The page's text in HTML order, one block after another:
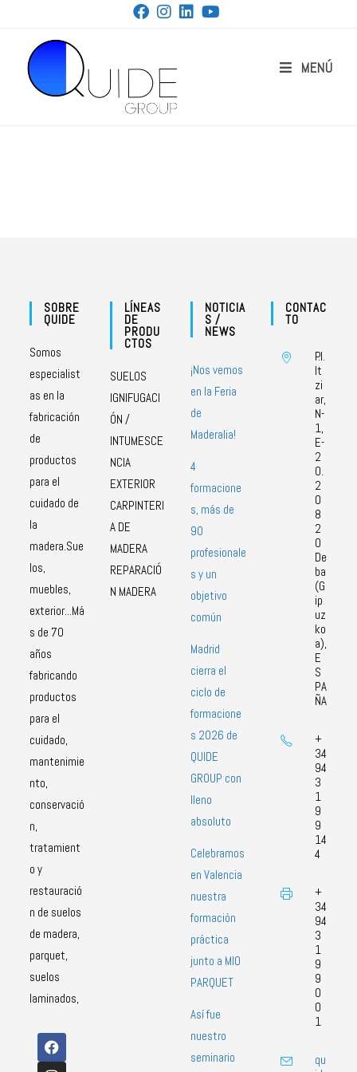
MENÚ
SOBRE
QUIDE
Somos
especialist
as en la
fabricación
de
productos
para el
cuidado de
la
madera.Sue
los,
muebles,
exterior...Má
s de 70
años
fabricando
productos
para el
cuidado,
mantenimie
nto,
conservació
n,
tratamient
o y
restauració
n de suelos
de madera,
parquet,
suelos
laminados,
LÍNEAS
DE
PRODU
CTOS
SUELOS
IGNIFUGACI
ÓN /
INTUMESCE
NCIA
EXTERIOR
CARPINTERI
A DE
MADERA
REPARACIÓ
N MADERA
NOTICIA
S /
NEWS
¡Nos vemos
en la Feria
de
Maderalia!
4
formacione
s, más de
90
profesionale
s y un
objetivo
común
Madrid
cierra el
ciclo de
formacione
s 2026 de
QUIDE
GROUP con
lleno
absoluto
Celebramos
en Valencia
nuestra
formación
práctica
junto a MIO
PARQUET
Así fue
nuestro
seminario
CONTAC
TO
P.I.
It
zi
ar,
N-
1,
E-
2
0.
2
0
8
2
0
De
ba
(G
ip
uz
ko
a),
E
S
PA
ÑA
+
34
94
3
1
9
9
14
4
+
34
94
3
1
9
9
0
0
1
qu